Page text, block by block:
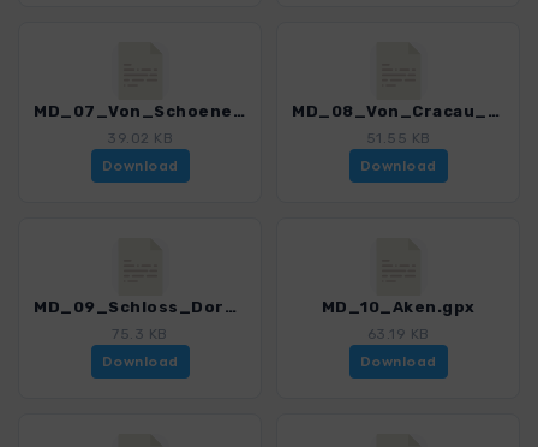
MD_07_Von_Schoenebeck_zum_Elbenauer_Auwald.gpx
39.02 KB
Download
MD_08_Von_Cracau_nach_Gommern.gpx
51.55 KB
Download
MD_09_Schloss_Dornburg.gpx
75.3 KB
Download
MD_10_Aken.gpx
63.19 KB
Download